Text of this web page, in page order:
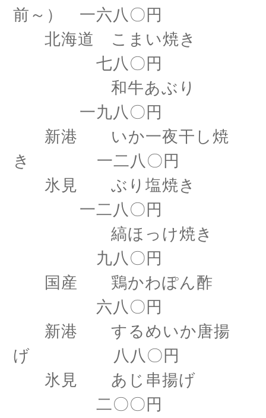
前～） 一六八〇円
北海道 こまい焼き
七八〇円
和牛あぶり
一九八〇円
新港 いか一夜干し焼
き 一二八〇円
氷見 ぶり塩焼き
一二八〇円
縞ほっけ焼き
九八〇円
国産 鶏かわぽん酢
六八〇円
新港 するめいか唐揚
げ 八八〇円
氷見 あじ串揚げ
二〇〇円